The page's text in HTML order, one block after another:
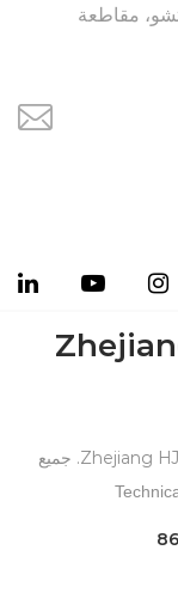
مقاطعة
حقوق الطبع والنشر @ Zhejiang HJSI Connector Co., Ltd. جميع